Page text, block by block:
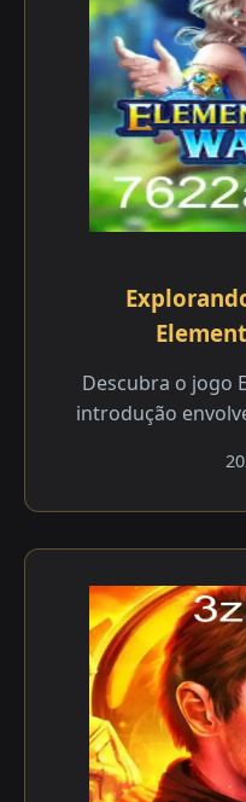
Descubra o jogo
introdução